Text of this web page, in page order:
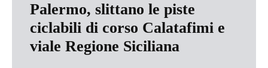
Palermo, slittano le piste
ciclabili di corso Calatafimi e
viale Regione Siciliana